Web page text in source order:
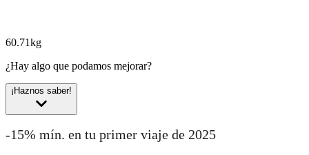
60.71kg
¿Hay algo que podamos mejorar?
¡Haznos saber!
-15% mín. en tu primer viaje de 2025